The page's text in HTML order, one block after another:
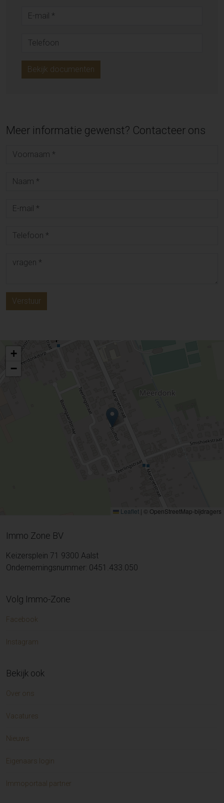
Bekijk documenten
Meer informatie gewenst? Contacteer ons
Verstuur
+
−
Leaflet | © OpenStreetMap-bijdragers
Immo Zone BV
Keizersplein 71 9300 Aalst
Ondernemingsnummer: 0451.433.050
Volg Immo-Zone
Facebook
Instagram
Bekijk ook
Over ons
Vacatures
Nieuws
Eigenaars login
Immoportaal partner